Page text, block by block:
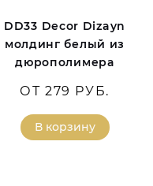
DD33 Decor Dizayn
молдинг белый из
дюрополимера
ОТ 279 РУБ.
В корзину